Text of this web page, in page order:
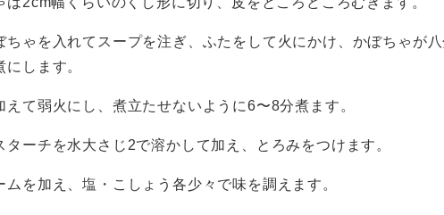
ちゃを入れてスープを注ぎ、ふたをして火にかけ、かぼちゃが
にします。
えて弱火にし、煮立たせないように6〜8分煮ます。
ターチを水大さじ2で溶かして加え、とろみをつけます。
ムを加え、塩・こしょう各少々で味を調えます。